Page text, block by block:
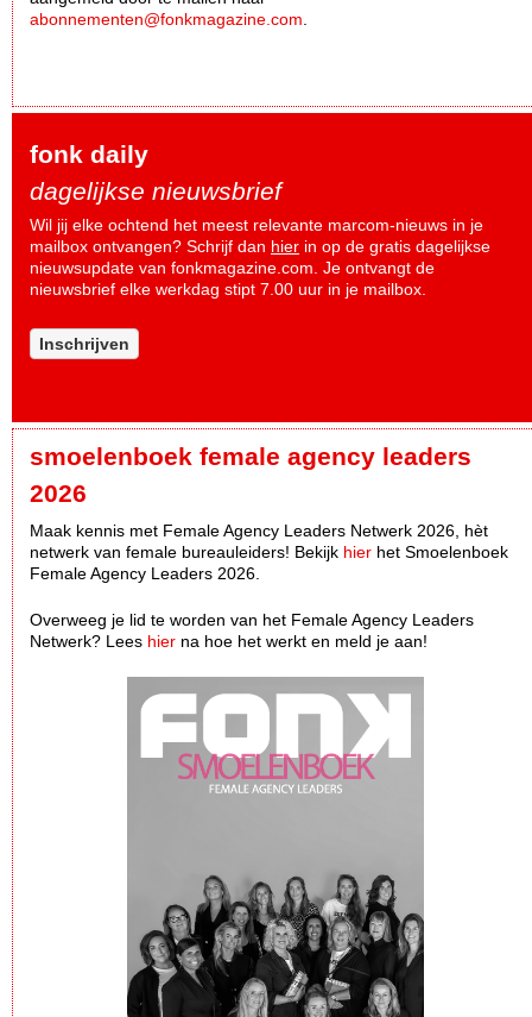
abonnementen@fonkmagazine.com
fonk daily
dagelijkse nieuwsbrief
Wil jij elke ochtend het meest relevante marcom-nieuws in je
mailbox ontvangen? Schrijf dan hier in op de gratis dagelijkse
nieuwsupdate van fonkmagazine.com. Je ontvangt de
nieuwsbrief elke werkdag stipt 7.00 uur in je mailbox.
Inschrijven
smoelenboek female agency leaders
2026
Maak kennis met Female Agency Leaders Netwerk 2026, hèt
netwerk van female bureauleiders! Bekijk hier het Smoelenboek
Female Agency Leaders 2026.
Overweeg je lid te worden van het Female Agency Leaders
Netwerk? Lees hier na hoe het werkt en meld je aan!